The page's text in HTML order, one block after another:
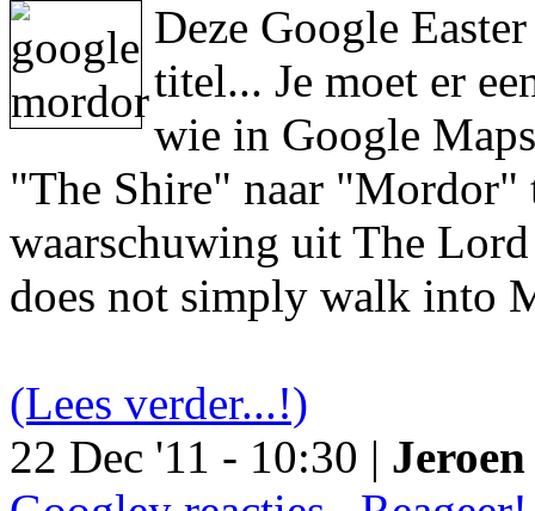
Deze Google
titel... Je moet er
wie in Google
"The Shire" naar "Mordor"
waarschuwing uit The
does not simply walk into
(Lees verder...!)
22 Dec '11 - 10:30 |